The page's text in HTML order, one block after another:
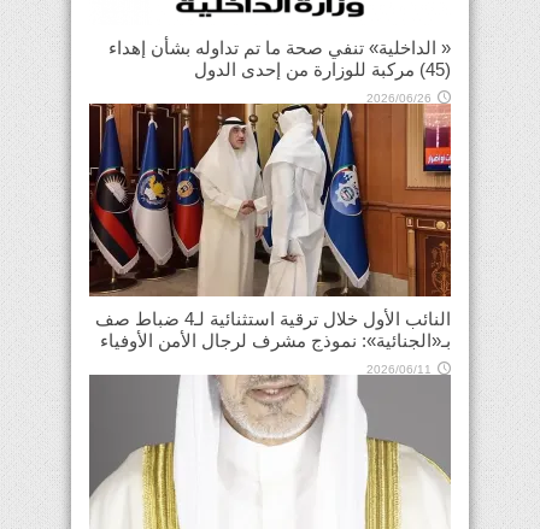
« الداخلية» تنفي صحة ما تم تداوله بشأن إهداء
(45) مركبة للوزارة من إحدى الدول
2026/06/26
النائب الأول خلال ترقية استثنائية لـ4 ضباط صف
بـ«الجنائية»: نموذج مشرف لرجال الأمن الأوفياء
2026/06/11